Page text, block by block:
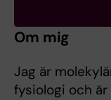
Om mig
Jag är
fysiologi och